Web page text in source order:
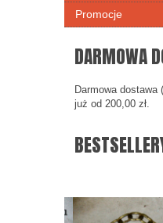
Promocje
DARMOWA
Darmowa dostawa
już od 200,00 zł.